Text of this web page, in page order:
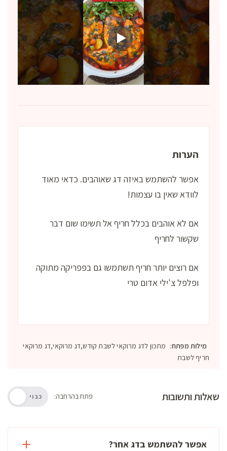
הערות
אפשר להשתמש באיזה דג שאוהבים. כדאי מאוד
לוודא שאין בו עצמות!
אם לא אוהבים בכלל חריף אל תשימו שום דבר
שקשור לחריף
אם רוצים יותר חריף תשתמשו גם בפפריקה מתוקה
ופלפל צ'ילי אדום טרי
מילות מפתח: מתכון לדג מרוקאי לשבת קודש,דג מרוקאי,דג מרוקאי
חריף לשבת
שאלות ותשובות פתח בהרחבה: כבוי
אפשר להשתמש בדג אחר?